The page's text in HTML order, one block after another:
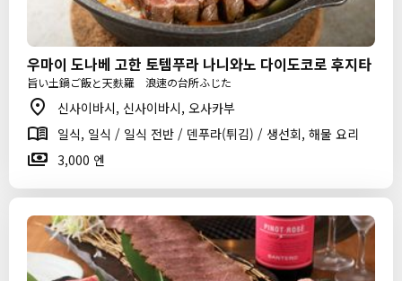
우마이 도나베 고한 토템푸라 나니와노 다이도코로 후지타
旨い土鍋ご飯と天麩羅 浪速の台所ふじた
신사이바시, 신사이바시, 오사카부
일식, 일식 / 일식 전반 / 덴푸라(튀김) / 생선회, 해물 요리
3,000 엔